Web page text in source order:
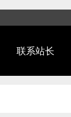
联系站长